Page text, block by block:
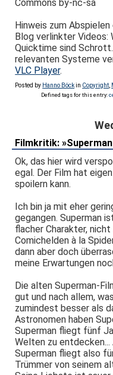
Commons by-nc-sa
Hinweis zum
Blog verlinkter Videos:
Quicktime sind
relevanten Systeme
VLC Player.
Posted by Hanno Böckin Copyright
Defined tags for this entry:
Filmkritik:
Ok, das hier wird
egal. Der Film hat
spoilern kann.
Ich bin ja mit eher
gegangen. Superman
flacher Charakter,
Comichelden à la
dann aber doch
meine Erwartungen
Die alten Superman-
gut und nach allem,
zumindest besser als
Astronomen haben
Superman fliegt fünf
Welten zu entdecken...
Superman fliegt also
Trümmer von seinem